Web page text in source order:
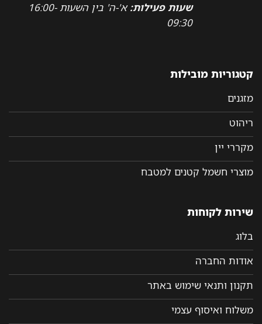
שעות פעילות:
א'-ה' בין השעות 16:00-
09:30
קטגוריות מובילות
מזגנים
ריהוט
מקררי יין
מוצרי חשמל קטנים למטבח
שירות לקוחות
בלוג
אודות החברה
תקנון ותנאי שימוש באתר
משלוח ואיסוף עצמי